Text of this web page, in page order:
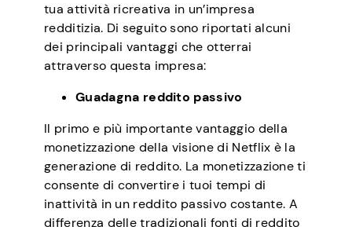
tua attività ricreativa in un’impresa
redditizia. Di seguito sono riportati alcuni
dei principali vantaggi che otterrai
attraverso questa impresa:
Guadagna reddito passivo
Il primo e più importante vantaggio della
monetizzazione della visione di Netflix è la
generazione di reddito. La monetizzazione ti
consente di convertire i tuoi tempi di
inattività in un reddito passivo costante. A
differenza delle tradizionali fonti di reddito